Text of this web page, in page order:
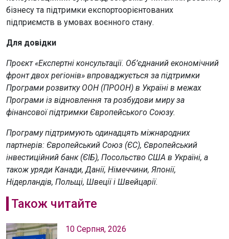
бізнесу та підтримки експортоорієнтованих
підприємств в умовах воєнного стану.
Для довідки
Проєкт «Експертні консультації. Об’єднаний економічний
фронт двох регіонів» впроваджується за підтримки
Програми розвитку ООН (ПРООН) в Україні в межах
Програми із відновлення та розбудови миру за
фінансової підтримки Європейського Союзу.
Програму підтримують одинадцять міжнародних
партнерів: Європейський Союз (ЄС), Європейський
інвестиційний банк (ЄІБ), Посольство США в Україні, а
також уряди Канади, Данії, Німеччини, Японії,
Нідерландів, Польщі, Швеції і Швейцарії.
Також читайте
10 Серпня, 2026